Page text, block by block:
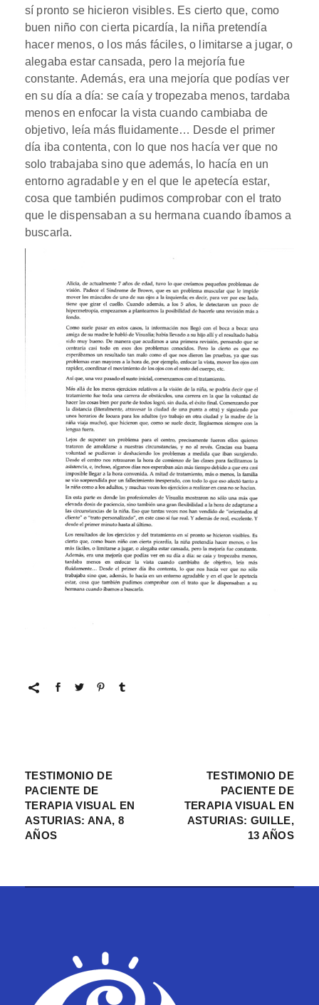
sí pronto se hicieron visibles. Es cierto que, como
buen niño con cierta picardía, la niña pretendía
hacer menos, o los más fáciles, o limitarse a jugar, o
alegaba estar cansada, pero la mejoría fue
constante. Además, era una mejoría que podías ver
en su día a día: se caía y tropezaba menos, tardaba
menos en enfocar la vista cuando cambiaba de
objetivo, leía más fluidamente… Desde el primer
día iba contenta, con lo que nos hacía ver que no
solo trabajaba sino que además, lo hacía en un
entorno agradable y en el que le apetecía estar,
cosa que también pudimos comprobar con el trato
que le dispensaban a su hermana cuando íbamos a
buscarla.
TESTIMONIO DE
PACIENTE DE
TERAPIA VISUAL EN
ASTURIAS: ANA, 8
AÑOS
TESTIMONIO DE
PACIENTE DE
TERAPIA VISUAL EN
ASTURIAS: GUILLE,
13 AÑOS